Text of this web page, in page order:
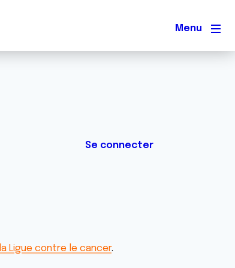
Menu
Se connecter
Ligue contre le cancer.